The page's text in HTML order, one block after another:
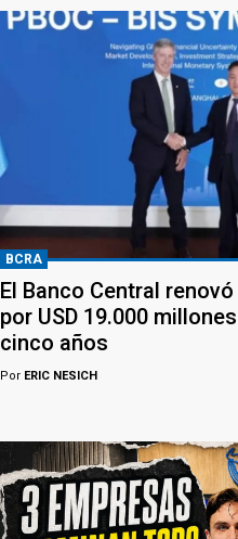
BCRA
El Banco Central
por USD 19.000
cinco años
Por ERIC NESICH